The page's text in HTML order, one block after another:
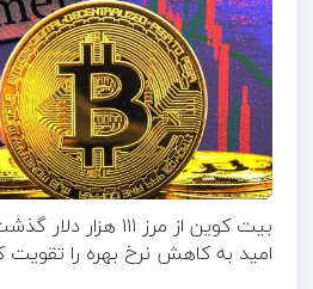
بیت کوین از مرز ۱۱۱
امید به کاهش نرخ بهره را تقویت